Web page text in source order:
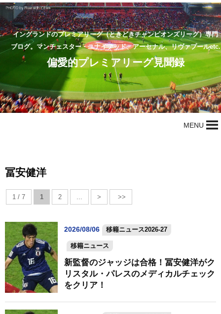
イングランドのプレミアリーグ（ときどきチャンピオンズリーグ）専門
ブログ。マンチェスター・ユナイテッド、アーセナル、リヴァプールetc.
偏愛的プレミアリーグ見聞録
MENU
冨安健洋
1 / 7 1 2 ... > >>
2026/08/06 移籍ニュース2026-27
移籍ニュース
新監督のジャッジは合格！冨安健洋がク
リスタル・パレスのメディカルチェック
をクリア！